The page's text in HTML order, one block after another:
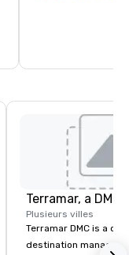
Plusieurs villes
Terramar DMC is a
destination